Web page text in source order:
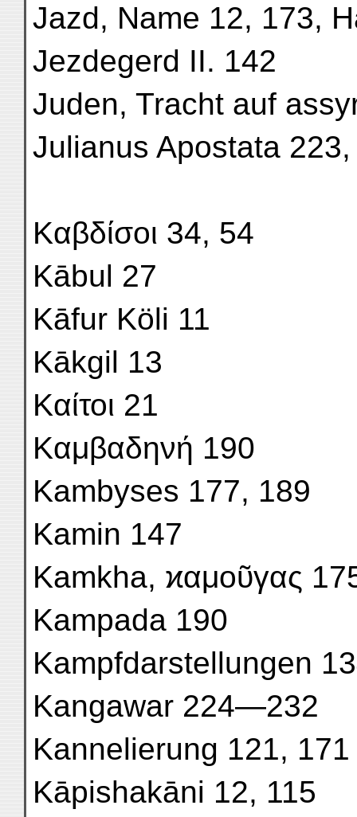
Jazd, Name 12, 173,
Jezdegerd II. 142
Juden, Tracht auf
Julianus Apostata
Καβδίσοι 34, 54
Kābul 27
Kāfur Köli 11
Kākgil 13
Καίτοι 21
Καμβαδηνή 190
Kambyses 177, 189
Kamin 147
Kamkha, ϰαμοῦγας
Kampada 190
Kampfdarstellungen
Kangawar 224—232
Kannelierung 121, 171
Kāpishakāni 12, 115